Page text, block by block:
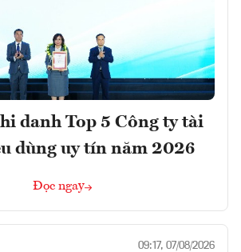
danh Top 5 Công ty tài
dùng uy tín năm 2026
Đọc ngay
09:17, 07/08/2026